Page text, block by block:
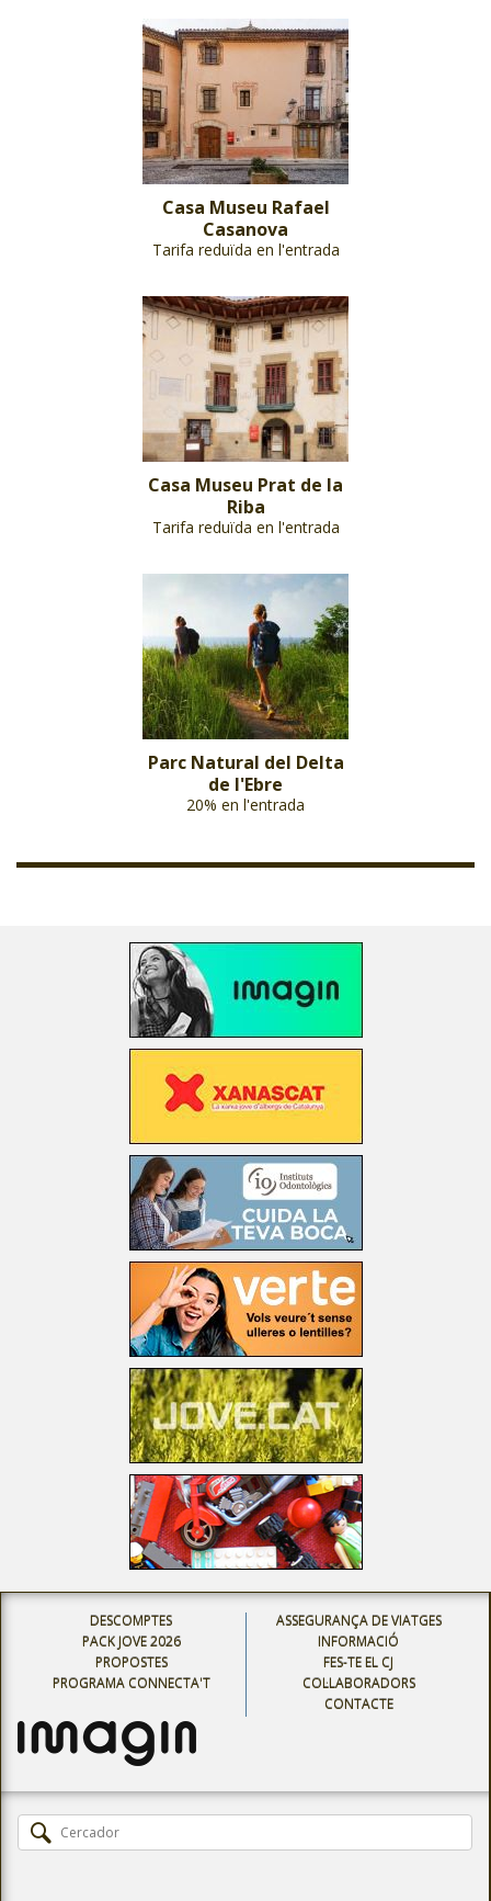
Casa Museu Rafael
Casanova
Tarifa reduïda en l'entrada
Casa Museu Prat de la
Riba
Tarifa reduïda en l'entrada
Parc Natural del Delta
de l'Ebre
20% en l'entrada
DESCOMPTES
PACK JOVE 2026
PROPOSTES
PROGRAMA CONNECTA'T
ASSEGURANÇA DE VIATGES
INFORMACIÓ
FES-TE EL CJ
COL·LABORADORS
CONTACTE